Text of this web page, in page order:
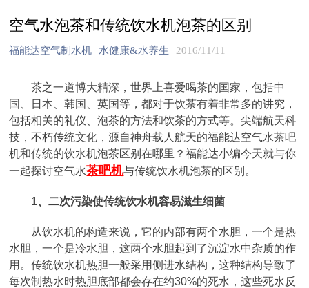
空气水泡茶和传统饮水机泡茶的区别
福能达空气制水机 水健康&水养生 2016/11/11
茶之一道博大精深，世界上喜爱喝茶的国家，包括中
国、日本、韩国、英国等，都对于饮茶有着非常多的讲究，
包括相关的礼仪、泡茶的方法和饮茶的方式等。尖端航天科
技，不朽传统文化，源自神舟载人航天的福能达空气水茶吧
机和传统的饮水机泡茶区别在哪里？福能达小编今天就与你
一起探讨空气水茶吧机与传统饮水机泡茶的区别。
1、二次污染使传统饮水机容易滋生细菌
从饮水机的构造来说，它的内部有两个水胆，一个是热
水胆，一个是冷水胆，这两个水胆起到了沉淀水中杂质的作
用。传统饮水机热胆一般采用侧进水结构，这种结构导致了
每次制热水时热胆底部都会存在约30%的死水，这些死水反